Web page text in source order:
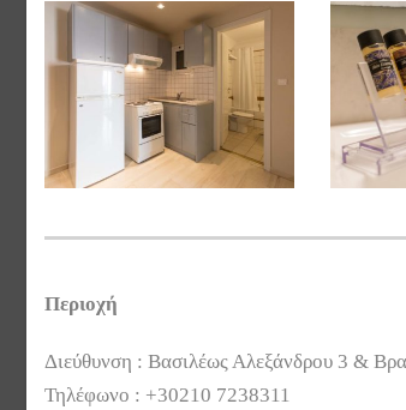
Περιοχή
Διεύθυνση : Βασιλέως Αλεξάνδρου 3 &
Τηλέφωνο : +30210 7238311